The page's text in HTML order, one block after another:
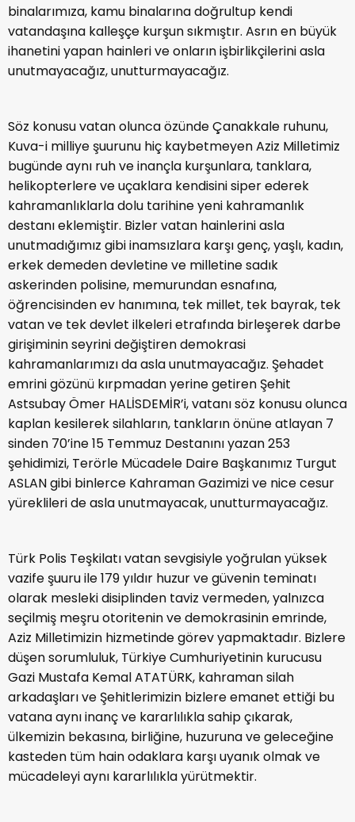
binalarımıza, kamu binalarına doğrultup kendi
vatandaşına kalleşçe kurşun sıkmıştır. Asrın en büyük
ihanetini yapan hainleri ve onların işbirlikçilerini asla
unutmayacağız, unutturmayacağız.
Söz konusu vatan olunca özünde Çanakkale ruhunu,
Kuva-i milliye şuurunu hiç kaybetmeyen Aziz Milletimiz
bugünde aynı ruh ve inançla kurşunlara, tanklara,
helikopterlere ve uçaklara kendisini siper ederek
kahramanlıklarla dolu tarihine yeni kahramanlık
destanı eklemiştir. Bizler vatan hainlerini asla
unutmadığımız gibi inamsızlara karşı genç, yaşlı, kadın,
erkek demeden devletine ve milletine sadık
askerinden polisine, memurundan esnafına,
öğrencisinden ev hanımına, tek millet, tek bayrak, tek
vatan ve tek devlet ilkeleri etrafında birleşerek darbe
girişiminin seyrini değiştiren demokrasi
kahramanlarımızı da asla unutmayacağız. Şehadet
emrini gözünü kırpmadan yerine getiren Şehit
Astsubay Ömer HALİSDEMİR’i, vatanı söz konusu olunca
kaplan kesilerek silahların, tankların önüne atlayan 7
sinden 70’ine 15 Temmuz Destanını yazan 253
şehidimizi, Terörle Mücadele Daire Başkanımız Turgut
ASLAN gibi binlerce Kahraman Gazimizi ve nice cesur
yüreklileri de asla unutmayacak, unutturmayacağız.
Türk Polis Teşkilatı vatan sevgisiyle yoğrulan yüksek
vazife şuuru ile 179 yıldır huzur ve güvenin teminatı
olarak mesleki disiplinden taviz vermeden, yalnızca
seçilmiş meşru otoritenin ve demokrasinin emrinde,
Aziz Milletimizin hizmetinde görev yapmaktadır. Bizlere
düşen sorumluluk, Türkiye Cumhuriyetinin kurucusu
Gazi Mustafa Kemal ATATÜRK, kahraman silah
arkadaşları ve Şehitlerimizin bizlere emanet ettiği bu
vatana aynı inanç ve kararlılıkla sahip çıkarak,
ülkemizin bekasına, birliğine, huzuruna ve geleceğine
kasteden tüm hain odaklara karşı uyanık olmak ve
mücadeleyi aynı kararlılıkla yürütmektir.